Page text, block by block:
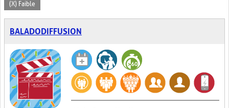
(X) Faible
BALADODIFFUSION